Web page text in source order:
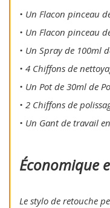
• Un Flacon pinceau
• Un Flacon pinceau
• Un Spray de 100ml
• 4 Chiffons de
• Un Pot de 30ml de
• 2 Chiffons de
• Un Gant de travail
Économique
Le stylo de retouche